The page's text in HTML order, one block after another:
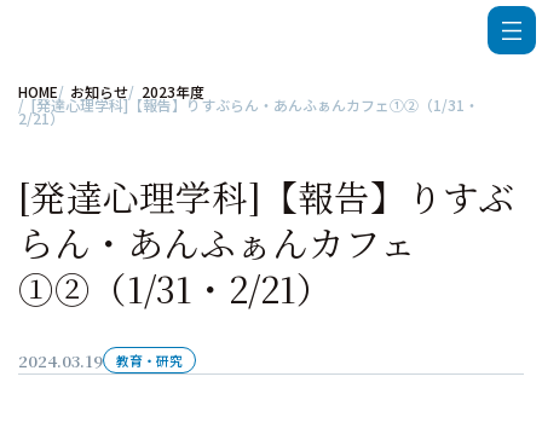
HOME お知らせ 2023年度
[発達心理学科]【報告】りすぶらん・あんふぁんカフェ①②（1/31・
2/21）
[発達心理学科]【報告】りすぶ
らん・あんふぁんカフェ
①②（1/31・2/21）
2024.03.19 教育・研究